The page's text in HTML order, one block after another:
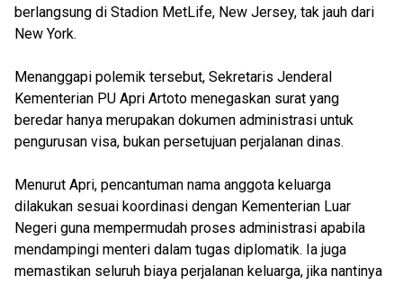
berlangsung di Stadion MetLife, New Jersey, tak jauh dari
New York.
Menanggapi polemik tersebut, Sekretaris Jenderal
Kementerian PU Apri Artoto menegaskan surat yang
beredar hanya merupakan dokumen administrasi untuk
pengurusan visa, bukan persetujuan perjalanan dinas.
Menurut Apri, pencantuman nama anggota keluarga
dilakukan sesuai koordinasi dengan Kementerian Luar
Negeri guna mempermudah proses administrasi apabila
mendampingi menteri dalam tugas diplomatik. Ia juga
memastikan seluruh biaya perjalanan keluarga, jika nantinya